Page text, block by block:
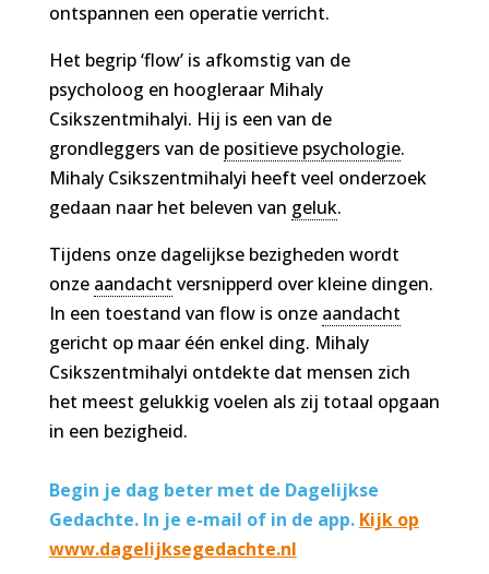
ontspannen een operatie verricht.
Het begrip ‘flow’ is afkomstig van de
psycholoog en hoogleraar Mihaly
Csikszentmihalyi. Hij is een van de
grondleggers van de positieve psychologie.
Mihaly Csikszentmihalyi heeft veel onderzoek
gedaan naar het beleven van geluk.
Tijdens onze dagelijkse bezigheden wordt
onze aandacht versnipperd over kleine dingen.
In een toestand van flow is onze aandacht
gericht op maar één enkel ding. Mihaly
Csikszentmihalyi ontdekte dat mensen zich
het meest gelukkig voelen als zij totaal opgaan
in een bezigheid.
Begin je dag beter met de Dagelijkse
Gedachte. In je e-mail of in de app. Kijk op
www.dagelijksegedachte.nl